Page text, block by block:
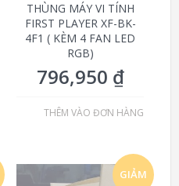
THÙNG MÁY VI TÍNH
FIRST PLAYER XF-BK-
4F1 ( KÈM 4 FAN LED
RGB)
796,950 ₫
THÊM VÀO ĐƠN HÀNG
GIẢM